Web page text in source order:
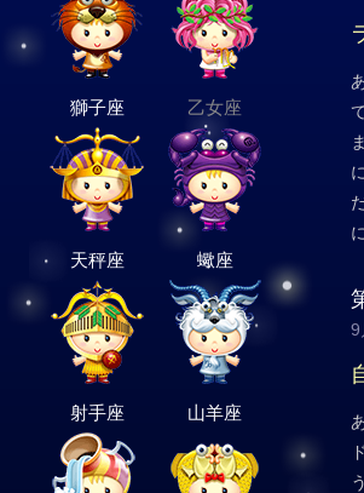
獅子座 乙女座
天秤座 蠍座
射手座 山羊座
9